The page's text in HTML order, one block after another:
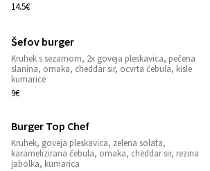
14.5€
Šefov burger
Kruhek s sezamom, 2x goveja pleskavica, pečena
slanina, omaka, cheddar sir, ocvrta čebula, kisle
kumarice
9€
Burger Top Chef
Kruhek, goveja pleskavica, zelena solata,
karamelizirana čebula, omaka, cheddar sir, rezina
jabolka, kumarica